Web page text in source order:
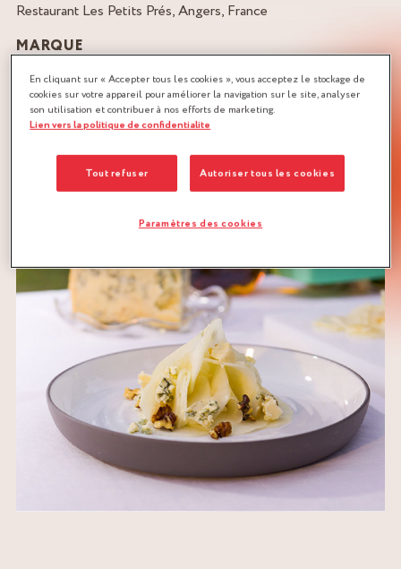
Restaurant Les Petits Prés, Angers, France
MARQUE
TÉLÉCHARGER LA RECETTE
SUCRÉ-SALÉ
En cliquant sur « Accepter tous les cookies », vous acceptez le stockage de
cookies sur votre appareil pour améliorer la navigation sur le site, analyser
son utilisation et contribuer à nos efforts de marketing.
Lien vers la politique de confidentialite
Tout refuser Autoriser tous les cookies
Paramètres des cookies